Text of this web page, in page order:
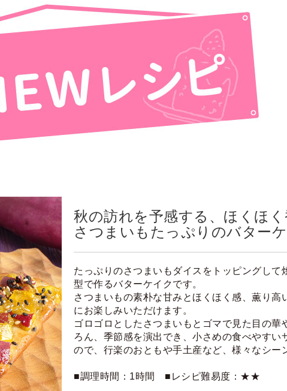
秋の訪れを予感する、ほくほ
さつまいもたっぷりのバター
たっぷりのさつまいもダイスをトッピングして
型で作るバターケイクです。
さつまいもの素朴な甘みとほくほく感、薫り高
にお楽しみいただけます。
ゴロゴロとしたさつまいもとゴマで見た目の華
ろん、季節感を演出でき、小さめの食べやすい
ので、行楽のおともや手土産など、様々なシー
■調理時間：1時間 ■レシピ難易度：★★